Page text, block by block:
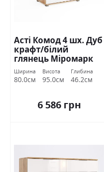
Асті Комод 4 шх. Дуб
крафт/білий
глянець Міромарк
Ширина
80.0см
Висота
95.0см
Глибина
46.2см
6 586 грн